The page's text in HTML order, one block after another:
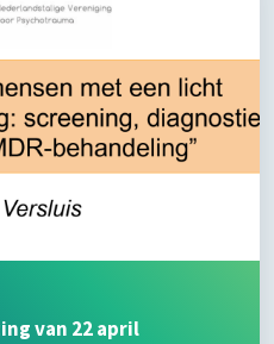
van 22 april